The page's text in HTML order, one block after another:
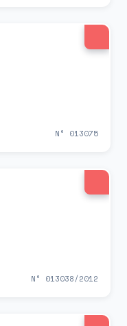
N° 013075
N° 013038/2012